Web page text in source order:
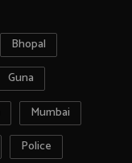
Bhopal
Guna
Mumbai
Police